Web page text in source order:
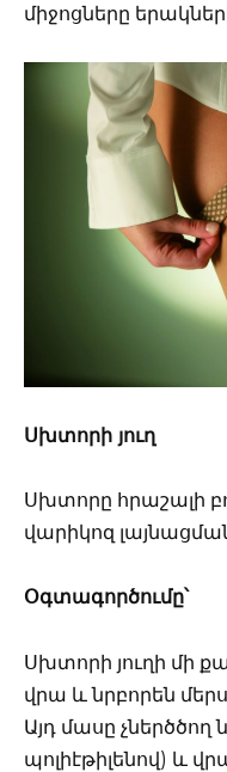
միջոցները
Սխտորի յուղ
Սխտորը հրաշալի
վարիկոզ
Օգտագործումը՝
Սխտորի յուղի մի
վրա և նրբորեն
Այդ մասը չներծծող
պոլիէթիլենով) և